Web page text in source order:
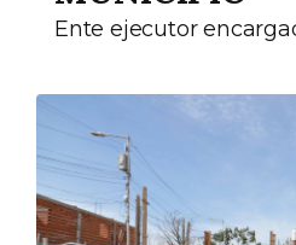
Ente ejecutor